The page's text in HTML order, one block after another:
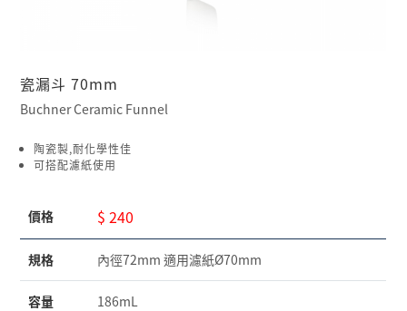
瓷漏斗 70mm
Buchner Ceramic Funnel
陶瓷製,耐化學性佳
可搭配濾紙使用
價格 $ 240
規格 內徑72mm 適用濾紙Ø70mm
容量 186mL